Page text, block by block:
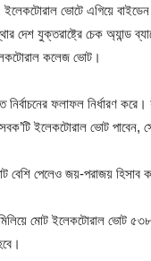
দেশ যুক্তরাষ্ট্রে চেক
কলেজ ভোট।
ফলাফল নির্ধারণ করে।
ইলেকটোরাল ভোট
বেশি পেলেও জয়-পরাজয়
মিলিয়ে মোট ইলেকটোরাল ভোট